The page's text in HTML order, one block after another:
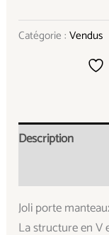
Catégorie :Vendus
Description
Joli porte
La structure en V